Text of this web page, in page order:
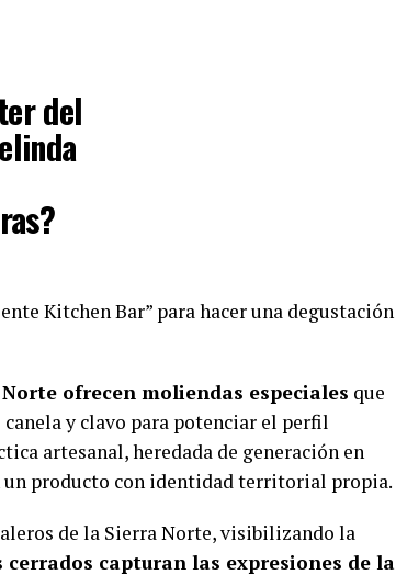
del
Kitchen Bar” para hacer una degustación
ofrecen moliendas especiales que
y clavo para potenciar el perfil
artesanal, heredada de generación en
un producto con identidad territorial propia.
de la Sierra Norte, visibilizando la
cerrados capturan las expresiones de la